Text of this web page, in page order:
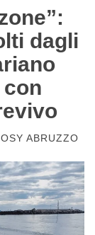
dagli
ABRUZZO